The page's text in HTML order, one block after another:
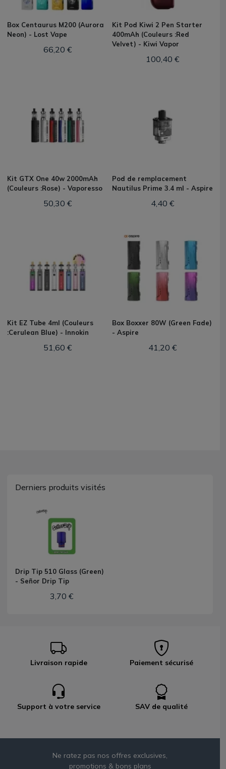
Box Centaurus M200 (Aurora
Neon) - Lost Vape
66,20 €
Kit Pod Kiwi 2 Pen Starter
400mAh (Couleurs :Red
Velvet) - Kiwi Vapor
100,40 €
Kit GTX One 40w 2000mAh
(Couleurs :Rose) - Vaporesso
50,30 €
Pod de remplacement
Nautilus Prime 3.4 ml - Aspire
4,40 €
Kit EZ Tube 4ml (Couleurs
:Cerulean Blue) - Innokin
51,60 €
Box Boxxer 80W (Green Fade)
- Aspire
41,20 €
Derniers produits visités
Drip Tip 510 Glass (Green)
- Señor Drip Tip
3,70 €
Livraison rapide Paiement sécurisé
Support à votre service SAV de qualité
Ne ratez pas nos offres exclusives,
promotions & bons plans